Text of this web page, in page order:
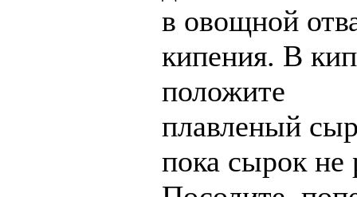
в овощной
кипения. В
положите
плавленый
пока сырок не